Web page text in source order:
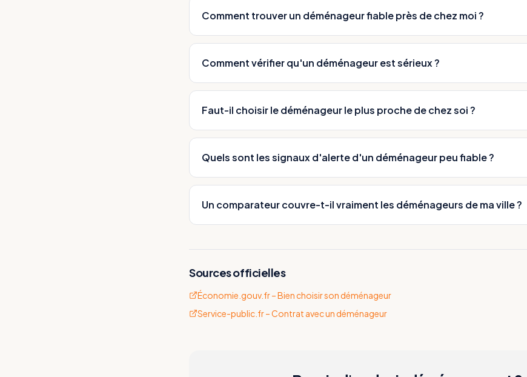
Comment trouver un déménageur fiable près de chez moi ?
Comment vérifier qu'un déménageur est sérieux ?
Faut-il choisir le déménageur le plus proche de chez soi ?
Quels sont les signaux d'alerte d'un déménageur peu fiable ?
Un comparateur couvre-t-il vraiment les déménageurs de ma ville ?
Sources officielles
Économie.gouv.fr – Bien choisir son déménageur
Service-public.fr – Contrat avec un déménageur